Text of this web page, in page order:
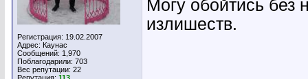
Регистрация: 19.02.2007
Адрес: Каунас
Сообщений: 1,970
Поблагодарили: 703
Вес репутации: 22
Могу обойтись без
излишеств.